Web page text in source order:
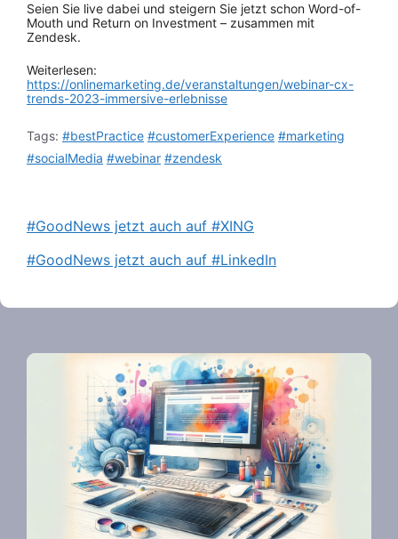
Seien Sie live dabei und steigern Sie jetzt schon Word-of-
Mouth und Return on Investment – zusammen mit
Zendesk.
Weiterlesen:
https://onlinemarketing.de/veranstaltungen/webinar-cx-
trends-2023-immersive-erlebnisse
Tags: #bestPractice #customerExperience #marketing
#socialMedia #webinar #zendesk
#GoodNews jetzt auch auf #XING
#GoodNews jetzt auch auf #LinkedIn